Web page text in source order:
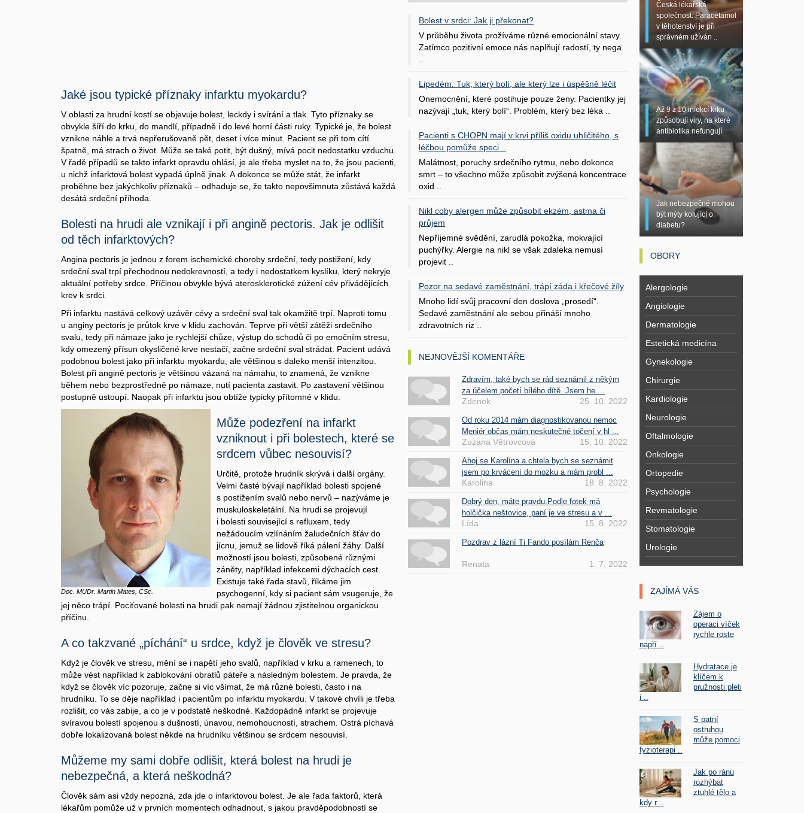
Jaké jsou typické příznaky infarktu myokardu?
V oblasti za hrudní kostí se objevuje bolest, leckdy i svírání a tlak. Tyto příznaky se
obvykle šíří do krku, do mandlí, případně i do levé horní části ruky. Typické je, že bolest
vznikne náhle a trvá nepřerušovaně pět, deset i více minut. Pacient se při tom cítí
špatně, má strach o život. Může se také potit, být dušný, mívá pocit nedostatku vzduchu.
V řadě případů se takto infarkt opravdu ohlásí, je ale třeba myslet na to, že jsou pacienti,
u nichž infarktová bolest vypadá úplně jinak. A dokonce se může stát, že infarkt
proběhne bez jakýchkoliv příznaků – odhaduje se, že takto nepovšimnuta zůstává každá
desátá srdeční příhoda.
Bolesti na hrudi ale vznikají i při angině pectoris. Jak je odlišit
od těch infarktových?
Angina pectoris je jednou z forem ischemické choroby srdeční, tedy postižení, kdy
srdeční sval trpí přechodnou nedokrevností, a tedy i nedostatkem kyslíku, který nekryje
aktuální potřeby srdce. Příčinou obvykle bývá aterosklerotické zúžení cév přivádějících
krev k srdci.
Při infarktu nastává celkový uzávěr cévy a srdeční sval tak okamžitě trpí. Naproti tomu
u anginy pectoris je průtok krve v klidu zachován. Teprve při větší zátěži srdečního
svalu, tedy při námaze jako je rychlejší chůze, výstup do schodů či po emočním stresu,
kdy omezený přísun okysličené krve nestačí, začne srdeční sval strádat. Pacient udává
podobnou bolest jako při infarktu myokardu, ale většinou s daleko menší intenzitou.
Bolest při angině pectoris je většinou vázaná na námahu, to znamená, že vznikne
během nebo bezprostředně po námaze, nutí pacienta zastavit. Po zastavení většinou
postupně ustoupí. Naopak při infarktu jsou obtíže typicky přítomné v klidu.
Doc. MUDr. Martin Mates, CSc.
Může podezření na infarkt
vzniknout i při bolestech, které se
srdcem vůbec nesouvisí?
Určitě, protože hrudník skrývá i další orgány.
Velmi časté bývají například bolesti spojené
s postižením svalů nebo nervů – nazýváme je
muskuloskeletální. Na hrudi se projevují
i bolesti související s refluxem, tedy
nežádoucím vzlínáním žaludečních šťáv do
jícnu, jemuž se lidově říká pálení žáhy. Další
možností jsou bolesti, způsobené různými
záněty, například infekcemi dýchacích cest.
Existuje také řada stavů, říkáme jim
psychogenní, kdy si pacient sám vsugeruje, že
jej něco trápí. Pociťované bolesti na hrudi pak nemají žádnou zjistitelnou organickou
příčinu.
A co takzvané „píchání“ u srdce, když je člověk ve stresu?
Když je člověk ve stresu, mění se i napětí jeho svalů, například v krku a ramenech, to
může vést například k zablokování obratlů páteře a následným bolestem. Je pravda, že
když se člověk víc pozoruje, začne si víc všímat, že má různé bolesti, často i na
hrudníku. To se děje například i pacientům po infarktu myokardu. V takové chvíli je třeba
rozlišit, co vás zabije, a co je v podstatě neškodné. Každopádně infarkt se projevuje
svíravou bolestí spojenou s dušností, únavou, nemohoucností, strachem. Ostrá píchavá
dobře lokalizovaná bolest někde na hrudníku většinou se srdcem nesouvisí.
Můžeme my sami dobře odlišit, která bolest na hrudi je
nebezpečná, a která neškodná?
Člověk sám asi vždy nepozná, zda jde o infarktovou bolest. Je ale řada faktorů, která
lékařům pomůže už v prvních momentech odhadnout, s jakou pravděpodobností se
Bolest v srdci: Jak ji překonat?
V průběhu života prožíváme různé emocionální stavy.
Zatímco pozitivní emoce nás naplňují radostí, ty nega
Lipedém: Tuk, který bolí, ale který lze i úspěšně léčit
Onemocnění, které postihuje pouze ženy. Pacientky jej
nazývají „tuk, který bolí“. Problém, který bez léka ..
Pacienti s CHOPN mají v krvi příliš oxidu uhličitého, s
léčbou pomůže speci ..
Malátnost, poruchy srdečního rytmu, nebo dokonce
smrt – to všechno může způsobit zvýšená koncentrace
oxid ..
Nikl coby alergen může způsobit ekzém, astma či
průjem
Nepříjemné svědění, zarudlá pokožka, mokvající
puchýřky. Alergie na nikl se však zdaleka nemusí
projevit ..
Pozor na sedavé zaměstnání, trápí záda i křečové žíly
Mnoho lidí svůj pracovní den doslova „prosedí“.
Sedavé zaměstnání ale sebou přináší mnoho
zdravotních riz ..
NEJNOVĚJŠÍ KOMENTÁŘE
Zdravím, také bych se rád seznámil z někým
za účelem početí bílého dítě. Jsem he ...
Zdenek 25. 10. 2022
Od roku 2014 mám diagnostikovanou nemoc
Meniér občas mám neskutečné točení v hl ...
Zuzana Větrovcová 15. 10. 2022
Ahoj se Karolína a chtela bych se seznámit
jsem po krvácení do mozku a mám probl ...
Karolina 18. 8. 2022
Dobrý den, máte pravdu.Podle fotek má
holčička neštovice, paní je ve stresu a v ...
Lída 15. 8. 2022
Pozdrav z lázní Ti Fando posílám Renča
Renata 1. 7. 2022
Česká lékařská
společnost: Paracetamol
v těhotenství je při
správném užíván ..
Až 9 z 10 infekcí krku
způsobují viry, na které
antibiotika nefungují
Jak nebezpečné mohou
být mýty kolující o
diabetu?
OBORY
Alergologie
Angiologie
Dermatologie
Estetická medicína
Gynekologie
Chirurgie
Kardiologie
Neurologie
Oftalmologie
Onkologie
Ortopedie
Psychologie
Revmatologie
Stomatologie
Urologie
ZAJÍMÁ VÁS
Zájem o
operaci víček
rychle roste
napří ..
Hydratace je
klíčem k
pružnosti pleti
i ..
S patní
ostruhou
může pomoci
fyzioterapi ..
Jak po ránu
rozhýbat
ztuhlé tělo a
kdy r ..